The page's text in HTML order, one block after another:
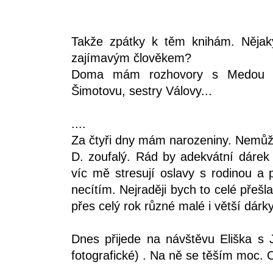
Takže zpátky k těm knihám.
zajímavým člověkem?
Doma mám rozhovory s Medou
Šimotovu, sestry Válovy...
....
Za čtyři dny mám narozeniny.
D. zoufalý. Rád by adekvátní
víc mě stresují oslavy s rodinou a
necítím. Nejraději bych to celé
přes celý rok různé malé i větší
Dnes přijede na návštěvu Eliška s
fotografické) . Na ně se těším moc.